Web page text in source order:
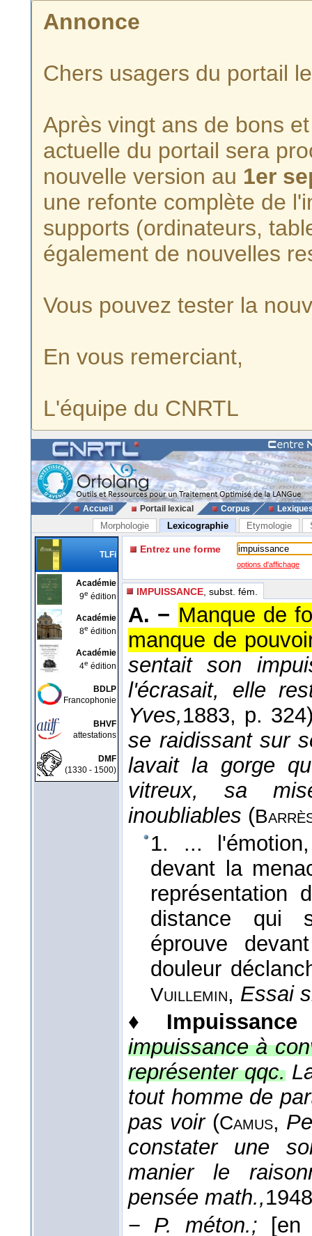
Annonce
Chers usagers du portail
Après vingt ans de bons
actuelle du portail sera
nouvelle version au 1er
une refonte complète de
supports (ordinateurs,
également de nouvelles
Vous pouvez tester la
En vous remerciant,
L'équipe du CNRTL
Accueil Portail lexical Corpus
Morphologie Lexicographie Etymologie
TLFi
Académie
9e édition
Académie
8e édition
Académie
4e édition
BDLP
Francophonie
BHVF
attestations
DMF
(1330 - 1500)
Entrez une forme
options d'affichage
IMPUISSANCE , subst. fém.
A. − Manque de
manque de
sentait son
l'écrasait, elle
Yves,1883, p.
se raidissant sur
lavait la gorge
vitreux, sa
inoubliables (
1. ...
devant la
représentation
distance qui
éprouve
douleur
Vuillemin, Essai
♦
impuissance à
représenter qqc.
tout homme de
pas voir (Camus,
constater une
manier le
pensée math.,1948
− P. méton.;
[en